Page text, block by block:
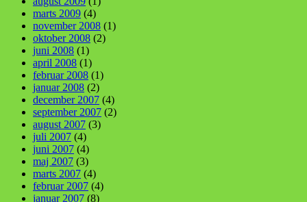
marts 2009 (4)
november 2008 (1)
oktober 2008 (2)
juni 2008 (1)
april 2008 (1)
februar 2008 (1)
januar 2008 (2)
december 2007 (4)
september 2007 (2)
august 2007 (3)
juli 2007 (4)
juni 2007 (4)
maj 2007 (3)
marts 2007 (4)
februar 2007 (4)
januar 2007 (8)